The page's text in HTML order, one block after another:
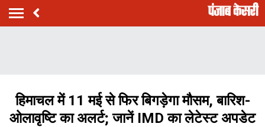
​​हिमाचल में 11 मई से फिर बिगड़ेगा मौसम, बारिश-
ओलावृष्टि का अलर्ट; जानें IMD का लेटेस्ट अपडेट